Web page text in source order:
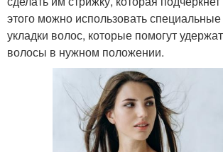
этого можно использовать
укладки волос, которые помогут
волосы в нужном положении.